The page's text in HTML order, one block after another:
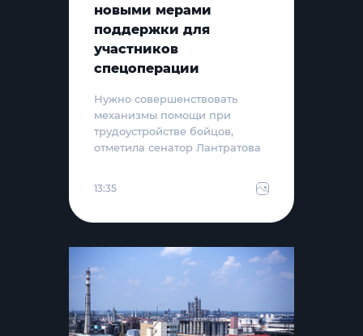
новыми мерами
поддержки для
участников
спецоперации
Нужно совершенствовать
механизмы помощи при
трудоустройстве бойцов,
отметила сенатор Лантратова
13:35